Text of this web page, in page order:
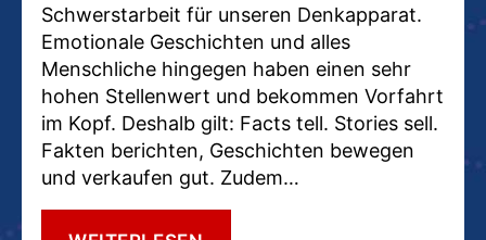
Schwerstarbeit für unseren Denkapparat.
Emotionale Geschichten und alles
Menschliche hingegen haben einen sehr
hohen Stellenwert und bekommen Vorfahrt
im Kopf. Deshalb gilt: Facts tell. Stories sell.
Fakten berichten, Geschichten bewegen
und verkaufen gut. Zudem…